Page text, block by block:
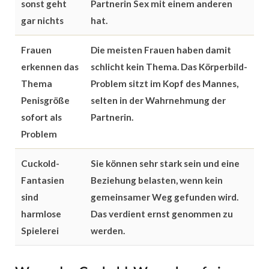
sonst geht
gar nichts
Partnerin Sex mit einem anderen
hat.
Frauen
erkennen das
Thema
Penisgröße
sofort als
Problem
Die meisten Frauen haben damit
schlicht kein Thema. Das Körperbild-
Problem sitzt im Kopf des Mannes,
selten in der Wahrnehmung der
Partnerin.
Cuckold-
Fantasien
sind
harmlose
Spielerei
Sie können sehr stark sein und eine
Beziehung belasten, wenn kein
gemeinsamer Weg gefunden wird.
Das verdient ernst genommen zu
werden.